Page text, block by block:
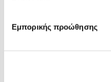
Εμπορικής προώθησης